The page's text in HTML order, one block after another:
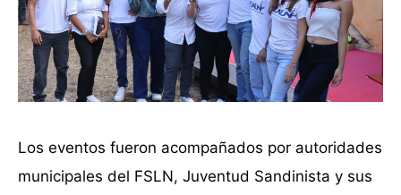
Los eventos fueron acompañados por autoridades
municipales del FSLN, Juventud Sandinista y sus